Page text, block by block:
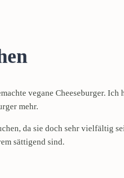
vegane Cheeseburger.
mehr.
da sie doch sehr vielfältig
sättigend sind.